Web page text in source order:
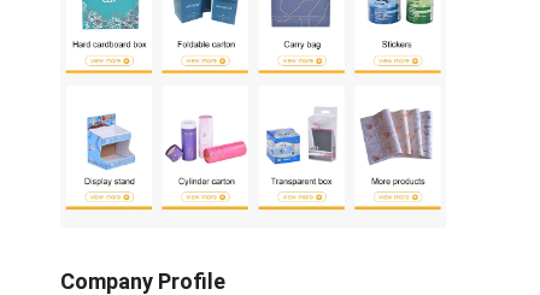
Prodotti per la vendita al dettaglio
Etichetta adesiva
Borsa d'imballaggio della maschera facciale
Stampa di opuscoli su misura
Company Profile